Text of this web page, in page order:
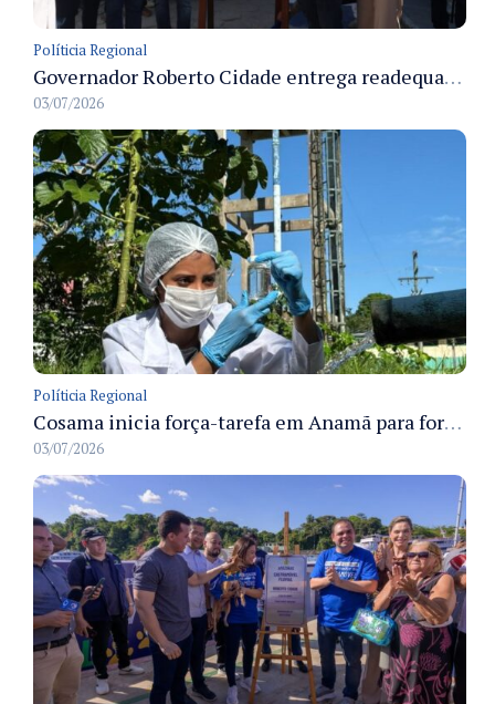
Políticia Regional
Governador Roberto Cidade entrega readequação do ambulatório da FCecon e amplia capacidade de atendimento oncológico em Manaus
03/07/2026
Políticia Regional
Cosama inicia força-tarefa em Anamã para fortalecer abastecimento de água e segurança hídrica da população
03/07/2026